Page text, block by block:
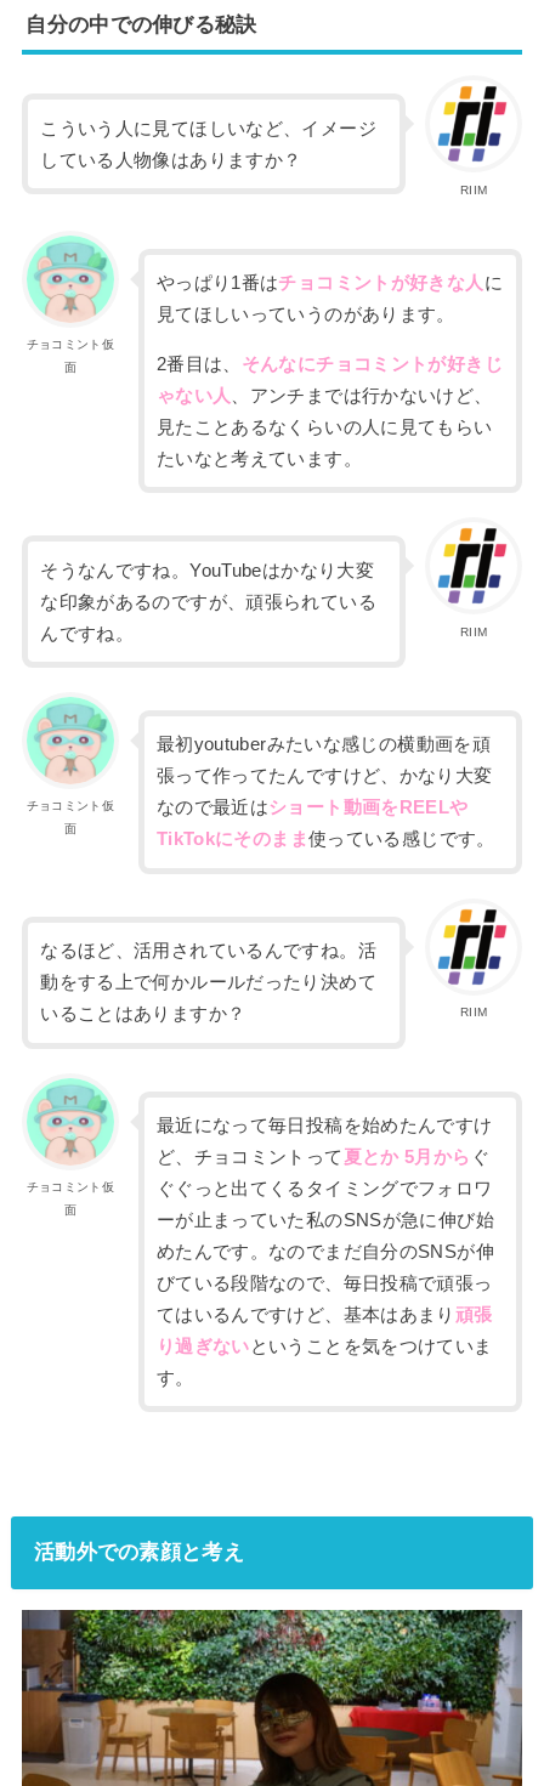
自分の中での伸びる秘訣
RIIM
こういう人に見てほしいなど、イメージ
している人物像はありますか？
チョコミント仮
面
やっぱり 1番はチョコミントが好きな人 に
見てほしい っていうのがあります。
2番目は、 そんなにチョコミントが好きじ
ゃない人
アンチまでは行かないけど、
見たことあるなくらいの人に見てもらい
たいなと考えています。
RIIM
そうなんですね。YouTubeはかなり大変
な印象があるのですが、頑張られている
んですね。
チョコミント仮
面
最初youtuberみたいな感じの横動画を頑
張って作ってたんですけど、かなり大変
なので最近はショート動画をREELや
TikTokにそのまま使っている感じです。
RIIM
なるほど、活用されているんですね。活
動をする上で何かルールだったり決めて
いることはありますか？
チョコミント仮
面
最近になって毎日投稿を始めたんですけ
ど、チョコミ ントって 夏とか5月から ぐ
ぐぐっと出てくるタイミングでフォロワ
ーが止まっていた私のSNSが急に伸び始
めたんです。なのでまだ自分のSNSが伸
びている段階なので、毎日投稿で頑張っ
てはいるんですけど、基本はあまり 頑張
り過ぎないということを気をつけていま
す。
活動外での素顔と考え